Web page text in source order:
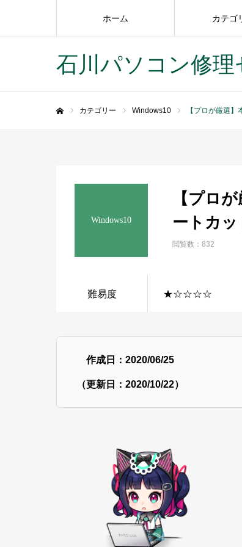
石川パソコン修理
ホーム カテゴ
カテゴリー Windows10 【プロが厳選
Windows10
【プロ
ートカッ
閲覧数：832
難易度 ★☆☆☆☆
作成日：2020/06/25
（更新日：2020/10/22）